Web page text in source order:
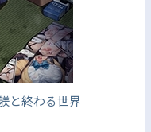
と終わる世界